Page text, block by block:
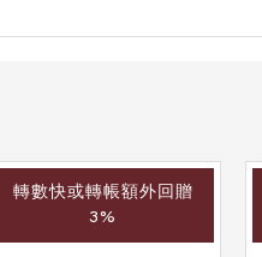
轉數快或轉帳額外回贈
3%